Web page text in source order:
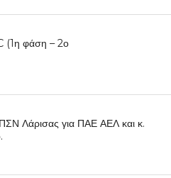
(1η φάση – 2ο
Λάρισας για ΠΑΕ ΑΕΛ και κ.